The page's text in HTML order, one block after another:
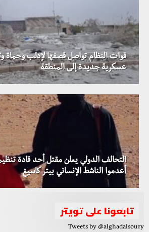
قوات النظام تواصل قصفها لإدلب وحماة
عسكرية جديدة إلى المنطقة
التحالف الدولي يعلن مقتل أحد قادة
أعدموا الناشط الإنساني بيتر كاسيغ
تابعونا على تويتر
Tweets by @alghadalsoury